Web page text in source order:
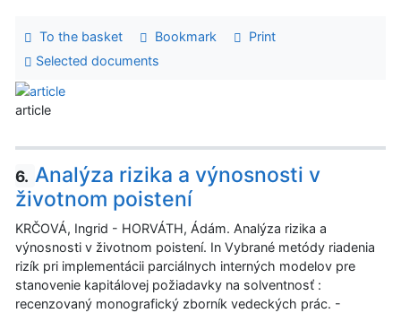
To the basket Bookmark
Print
Selected documents
article
6. Analýza rizika a výnosnosti v
životnom poistení
KRČOVÁ, Ingrid - HORVÁTH, Ádám. Analýza rizika a
výnosnosti v životnom poistení. In Vybrané metódy riadenia
rizík pri implementácii parciálnych interných modelov pre
stanovenie kapitálovej požiadavky na solventnosť :
recenzovaný monografický zborník vedeckých prác. -